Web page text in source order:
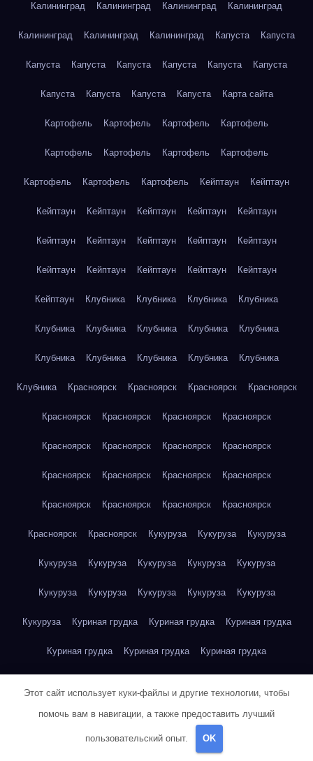
Калининград Калининград Калининград Калининград
Калининград Калининград Калининград Капуста Капуста
Капуста Капуста Капуста Капуста Капуста Капуста
Капуста Капуста Капуста Капуста Карта сайта
Картофель Картофель Картофель Картофель
Картофель Картофель Картофель Картофель
Картофель Картофель Картофель Кейптаун Кейптаун
Кейптаун Кейптаун Кейптаун Кейптаун Кейптаун
Кейптаун Кейптаун Кейптаун Кейптаун Кейптаун
Кейптаун Кейптаун Кейптаун Кейптаун Кейптаун
Кейптаун Клубника Клубника Клубника Клубника
Клубника Клубника Клубника Клубника Клубника
Клубника Клубника Клубника Клубника Клубника
Клубника Красноярск Красноярск Красноярск Красноярск
Красноярск Красноярск Красноярск Красноярск
Красноярск Красноярск Красноярск Красноярск
Красноярск Красноярск Красноярск Красноярск
Красноярск Красноярск Красноярск Красноярск
Красноярск Красноярск Кукуруза Кукуруза Кукуруза
Кукуруза Кукуруза Кукуруза Кукуруза Кукуруза
Кукуруза Кукуруза Кукуруза Кукуруза Кукуруза
Кукуруза Куриная грудка Куриная грудка Куриная грудка
Куриная грудка Куриная грудка Куриная грудка
Куриная грудка Куриная грудка Куриная грудка
Куриная грудка Куриная грудка Куриная грудка
Этот сайт использует куки-файлы и другие технологии, чтобы
помочь вам в навигации, а также предоставить лучший
пользовательский опыт. OK